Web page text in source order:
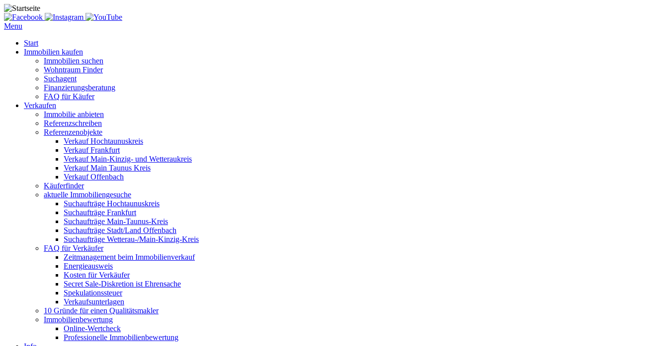
Menu
Start
Immobilien kaufen
Immobilien suchen
Wohntraum Finder
Suchagent
Finanzierungsberatung
FAQ für Käufer
Verkaufen
Immobilie anbieten
Referenzschreiben
Referenzenobjekte
Verkauf Hochtaunuskreis
Verkauf Frankfurt
Verkauf Main-Kinzig- und Wetteraukreis
Verkauf Main Taunus Kreis
Verkauf Offenbach
Käuferfinder
aktuelle Immobiliengesuche
Suchaufträge Hochtaunuskreis
Suchaufträge Frankfurt
Suchaufträge Main-Taunus-Kreis
Suchaufträge Stadt/Land Offenbach
Suchaufträge Wetterau-/Main-Kinzig-Kreis
FAQ für Verkäufer
Zeitmanagement beim Immobilienverkauf
Energieausweis
Kosten für Verkäufer
Secret Sale-Diskretion ist Ehrensache
Spekulationssteuer
Verkaufsunterlagen
10 Gründe für einen Qualitätsmakler
Immobilienbewertung
Online-Wertcheck
Professionelle Immobilienbewertung